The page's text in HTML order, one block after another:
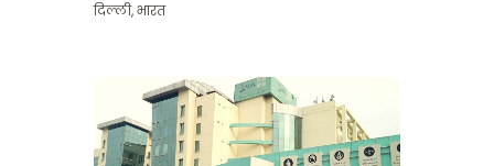
दिल्ली,भारत